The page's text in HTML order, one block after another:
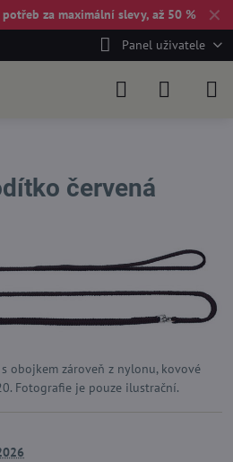
✕
za maximální slevy, až 50 %
Panel uživatele
červená
obojkem zároveň z nylonu, kovové
Fotografie je pouze ilustrační.